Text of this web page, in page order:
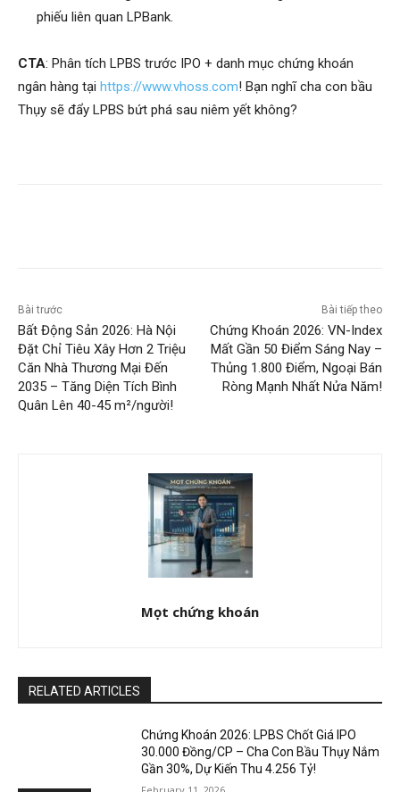
phiếu liên quan LPBank.
CTA: Phân tích LPBS trước IPO + danh mục chứng khoán
ngân hàng tại https://www.vhoss.com! Bạn nghĩ cha con bầu
Thụy sẽ đẩy LPBS bứt phá sau niêm yết không?
Bài trước
Bất Động Sản 2026: Hà Nội
Đặt Chỉ Tiêu Xây Hơn 2 Triệu
Căn Nhà Thương Mại Đến
2035 – Tăng Diện Tích Bình
Quân Lên 40-45 m²/người!
Bài tiếp theo
Chứng Khoán 2026: VN-Index
Mất Gần 50 Điểm Sáng Nay –
Thủng 1.800 Điểm, Ngoại Bán
Ròng Mạnh Nhất Nửa Năm!
Mọt chứng khoán
RELATED ARTICLES
Chứng Khoán 2026: LPBS Chốt Giá IPO
30.000 Đồng/CP – Cha Con Bầu Thụy Nắm
Gần 30%, Dự Kiến Thu 4.256 Tỷ!